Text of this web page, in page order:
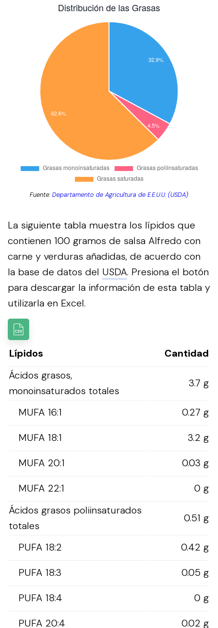
Fuente:Departamento de Agricultura de E.E.U.U. (USDA)
La siguiente tabla muestra los lípidos que
contienen 100 gramos de salsa Alfredo con
carne y verduras añadidas, de acuerdo con
la base de datos del USDA. Presiona el botón
para descargar la información de esta tabla y
utilizarla en Excel.
Lípidos
Cantidad
Ácidos grasos,
monoinsaturados totales
3.7 g
MUFA 16:1
0.27 g
MUFA 18:1
3.2 g
MUFA 20:1
0.03 g
MUFA 22:1
0 g
Ácidos grasos poliinsaturados
totales
0.51 g
PUFA 18:2
0.42 g
PUFA 18:3
0.05 g
PUFA 18:4
0 g
PUFA 20:4
0.02 g